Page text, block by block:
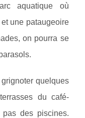
aquatique où
une pataugeoire
on pourra se
quelques
du café-
des piscines.